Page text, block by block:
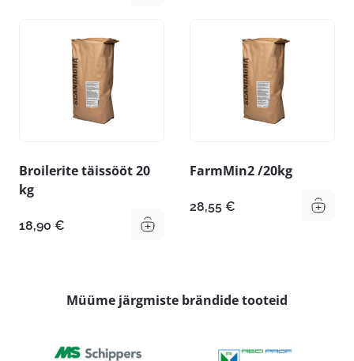
Broilerite täissööt 20
kg
18,90 €
FarmMin2 /20kg
28,55 €
Müüme järgmiste brändide tooteid